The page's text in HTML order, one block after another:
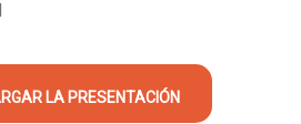
LA PRESENTACIÓN